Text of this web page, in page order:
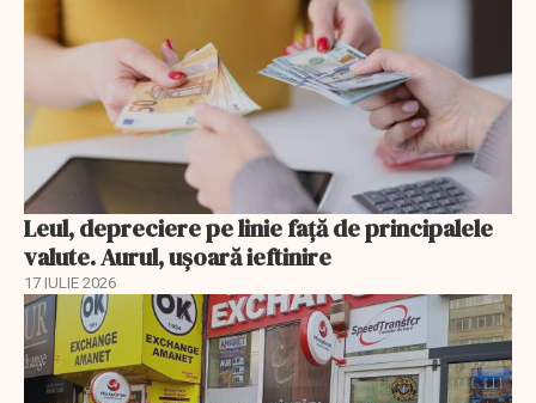
Leul, depreciere pe linie faţă de principalele
valute. Aurul, uşoară ieftinire
17 IULIE 2026